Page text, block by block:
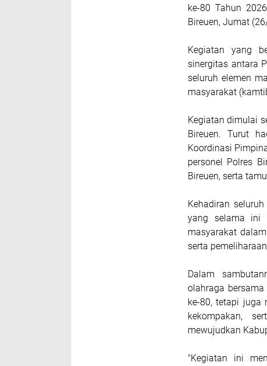
ke-80 Tahun
Bireuen, Jumat
Kegiatan yang
sinergitas antara
seluruh elemen
masyarakat
Kegiatan dimulai
Bireuen. Turut
Koordinasi
personel Polres
Bireuen, serta
Kehadiran
yang selama ini
masyarakat
serta
Dalam
olahraga
ke-80, tetapi juga
kekompakan,
mewujudkan
"Kegiatan ini